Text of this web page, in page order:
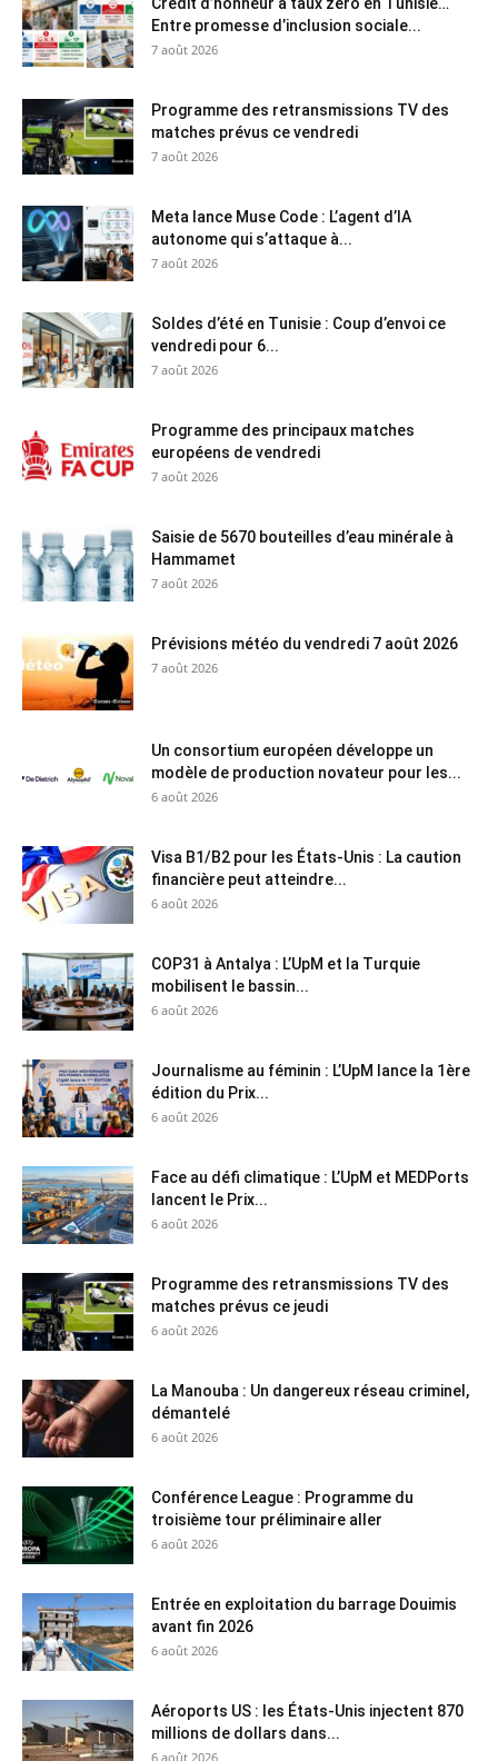
Entre promesse d’inclusion sociale...
7 août 2026
Programme des retransmissions TV des
matches prévus ce vendredi
7 août 2026
Meta lance Muse Code : L’agent d’IA
autonome qui s’attaque à...
7 août 2026
Soldes d’été en Tunisie : Coup d’envoi ce
vendredi pour 6...
7 août 2026
Programme des principaux matches
européens de vendredi
7 août 2026
Saisie de 5670 bouteilles d’eau minérale à
Hammamet
7 août 2026
Prévisions météo du vendredi 7 août 2026
7 août 2026
Un consortium européen développe un
modèle de production novateur pour les...
6 août 2026
Visa B1/B2 pour les États-Unis : La caution
financière peut atteindre...
6 août 2026
COP31 à Antalya : L’UpM et la Turquie
mobilisent le bassin...
6 août 2026
Journalisme au féminin : L’UpM lance la 1ère
édition du Prix...
6 août 2026
Face au défi climatique : L’UpM et MEDPorts
lancent le Prix...
6 août 2026
Programme des retransmissions TV des
matches prévus ce jeudi
6 août 2026
La Manouba : Un dangereux réseau criminel,
démantelé
6 août 2026
Conférence League : Programme du
troisième tour préliminaire aller
6 août 2026
Entrée en exploitation du barrage Douimis
avant fin 2026
6 août 2026
Aéroports US : les États-Unis injectent 870
millions de dollars dans...
6 août 2026